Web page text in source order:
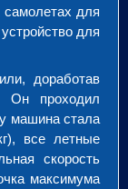
самолетах для
для
доработав
Он проходил
машина стала
все летные
скорость
максимума